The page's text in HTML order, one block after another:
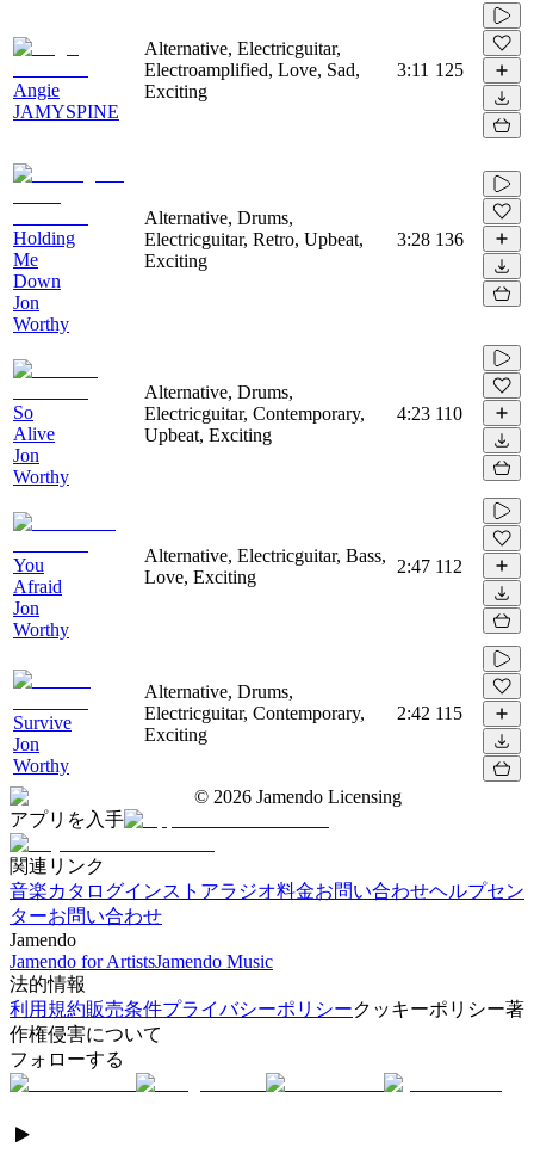
Angie
JAMYSPINE
Alternative, Electricguitar,
Electroamplified, Love, Sad,
Exciting
3:11 125
Holding
Me
Down
Jon
Worthy
Alternative, Drums,
Electricguitar, Retro, Upbeat,
Exciting
3:28 136
So
Alive
Jon
Worthy
Alternative, Drums,
Electricguitar, Contemporary,
Upbeat, Exciting
4:23 110
You
Afraid
Jon
Worthy
Alternative, Electricguitar, Bass,
Love, Exciting
2:47 112
Survive
Jon
Worthy
Alternative, Drums,
Electricguitar, Contemporary,
Exciting
2:42 115
© 2026 Jamendo Licensing
アプリを入手
関連リンク
音楽カタログインストアラジオ料金お問い合わせヘルプセン
ターお問い合わせ
Jamendo
Jamendo for ArtistsJamendo Music
法的情報
利用規約販売条件プライバシーポリシークッキーポリシー著
作権侵害について
フォローする